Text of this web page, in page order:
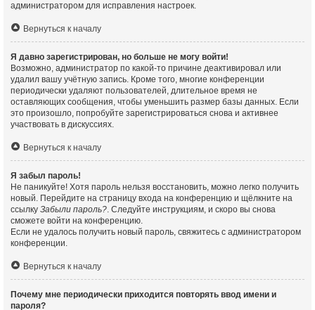
администратором для исправления настроек.
Вернуться к началу
Я давно зарегистрирован, но больше не могу войти!
Возможно, администратор по какой-то причине деактивировал или
удалил вашу учётную запись. Кроме того, многие конференции
периодически удаляют пользователей, длительное время не
оставляющих сообщения, чтобы уменьшить размер базы данных. Если
это произошло, попробуйте зарегистрироваться снова и активнее
участвовать в дискуссиях.
Вернуться к началу
Я забыл пароль!
Не паникуйте! Хотя пароль нельзя восстановить, можно легко получить
новый. Перейдите на страницу входа на конференцию и щёлкните на
ссылку Забыли пароль?. Следуйте инструкциям, и скоро вы снова
сможете войти на конференцию.
Если не удалось получить новый пароль, свяжитесь с администратором
конференции.
Вернуться к началу
Почему мне периодически приходится повторять ввод имени и
пароля?